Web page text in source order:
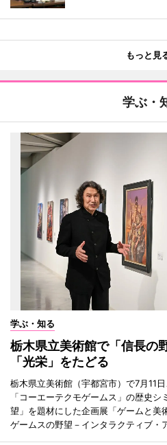
もっと見
学ぶ・
学ぶ・知る
栃木県立美術館で「信長
「光栄」をたどる
栃木県立美術館（宇都宮市）で7月11
「コーエーテクモゲームス」の歴史
望」を題材にした企画展「ゲームと美
ゲームスの野望－インタラクティブ・